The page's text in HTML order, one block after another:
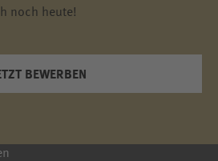
noch heute!
BEWERBEN